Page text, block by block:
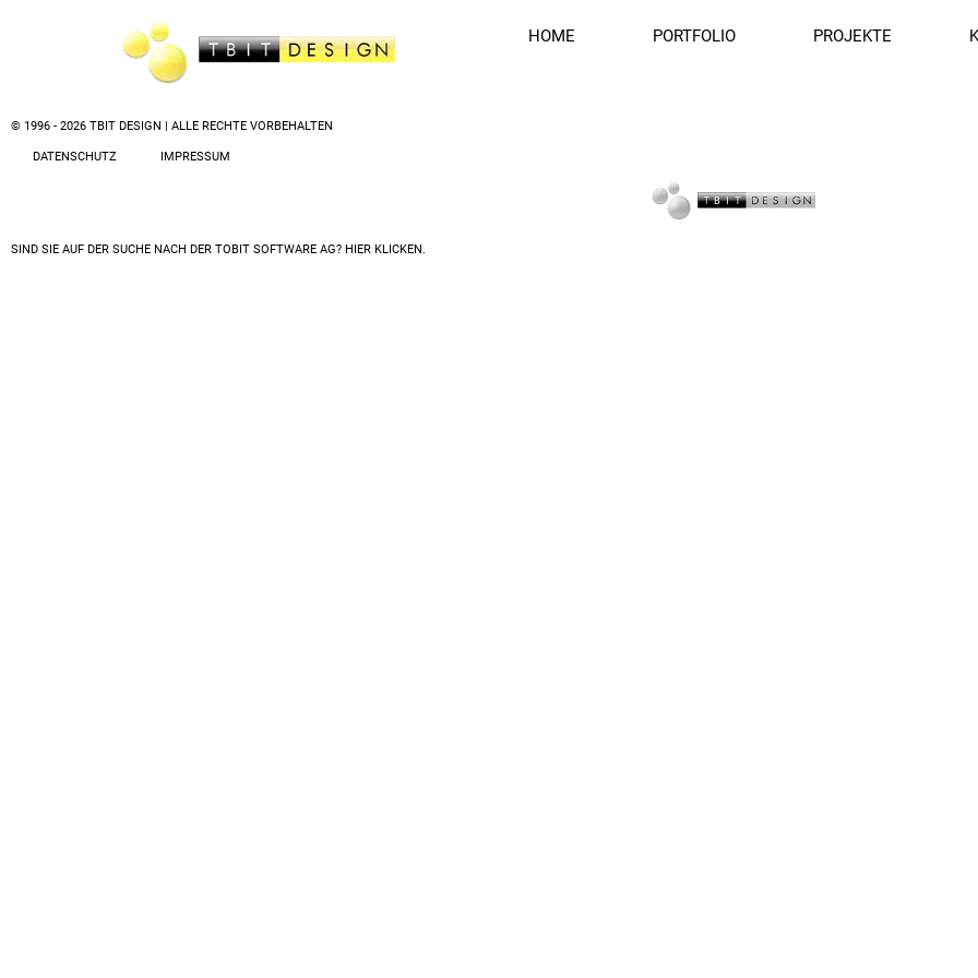
HOME PORTFOLIO PROJEKTE
© 1996 - 2026 TBIT DESIGN | ALLE RECHTE VORBEHALTEN
DATENSCHUTZ IMPRESSUM
SIND SIE AUF DER SUCHE NACH DER TOBIT SOFTWARE AG? HIER KLICKEN.